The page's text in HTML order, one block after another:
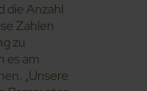
die Anzahl
Zahlen
zu
es am
„Unsere